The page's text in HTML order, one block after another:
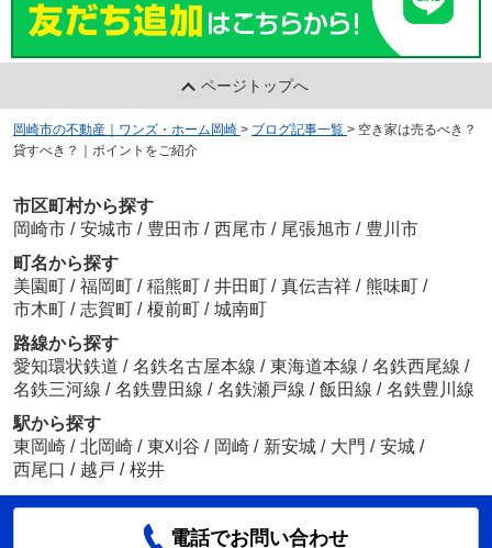
ページトップへ
岡崎市の不動産｜ワンズ・ホーム岡崎 > ブログ記事一覧 > 空き家は売るべき？
貸すべき？｜ポイントをご紹介
市区町村から探す
岡崎市 / 安城市 / 豊田市 / 西尾市 / 尾張旭市 / 豊川市
町名から探す
美園町 / 福岡町 / 稲熊町 / 井田町 / 真伝吉祥 / 熊味町 /
市木町 / 志賀町 / 榎前町 / 城南町
路線から探す
愛知環状鉄道 / 名鉄名古屋本線 / 東海道本線 / 名鉄西尾線 /
名鉄三河線 / 名鉄豊田線 / 名鉄瀬戸線 / 飯田線 / 名鉄豊川線
駅から探す
東岡崎 / 北岡崎 / 東刈谷 / 岡崎 / 新安城 / 大門 / 安城 /
西尾口 / 越戸 / 桜井
電話でお問い合わせ